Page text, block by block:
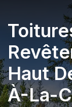
Haut
À-La-